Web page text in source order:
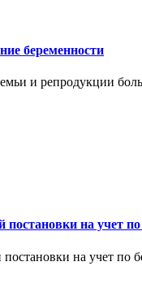
беременности
и репродукции
постановки на учет
на учет по